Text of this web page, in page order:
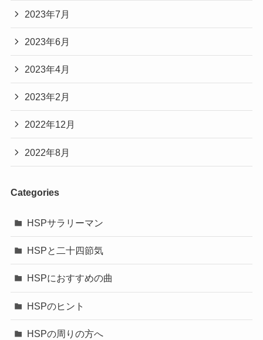
2023年7月
2023年6月
2023年4月
2023年2月
2022年12月
2022年8月
Categories
HSPサラリーマン
HSPと二十四節気
HSPにおすすめの曲
HSPのヒント
HSPの周りの方へ